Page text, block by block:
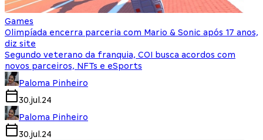
Games
Olimpíada encerra parceria com Mario & Sonic após 17 anos,
diz site
Segundo veterano da franquia, COI busca acordos com
novos parceiros, NFTs e eSports
Paloma Pinheiro
30.jul.24
Paloma Pinheiro
30.jul.24